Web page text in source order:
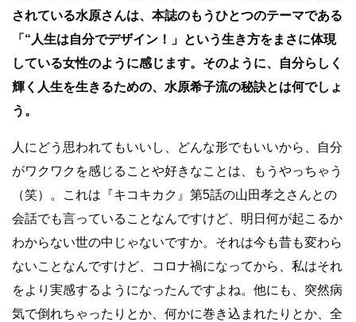
されている水原さんは、本誌のもうひとつのテーマである
「“人生は自分でデザイン！」という生き方をまさに体現
している女性のように感じます。そのように、自分らしく
輝く人生を生きるための、水原希子流の秘訣とは何でしょ
う。
人にどう思われてもいいし、どんな形でもいいから、自分
がワクワクを感じることや好きなことは、もうやっちゃう
（笑）。これは『キコキカク』第5話の山田孝之さんとの
会話でも言っていることなんですけど、明日何が起こるか
わからない世の中じゃないですか。それは今も昔も変わら
ないことなんですけど、コロナ禍になってから、私はそれ
をより実感するようになったんですよね。他にも、突然病
気で倒れちゃったりとか、何かに巻き込まれたりとか、全